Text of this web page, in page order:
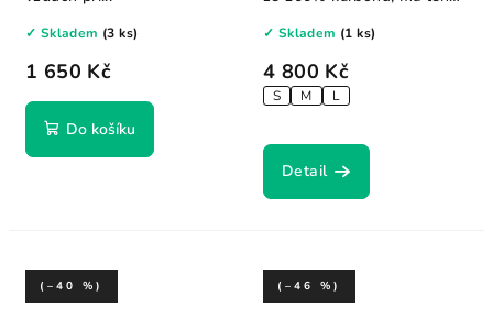
1 650 Kč
✓ Skladem (3 ks)
Do košíku
4 800 Kč
S M L
✓ Skladem (1 ks)
Detail
(–40 %) (–46 %)